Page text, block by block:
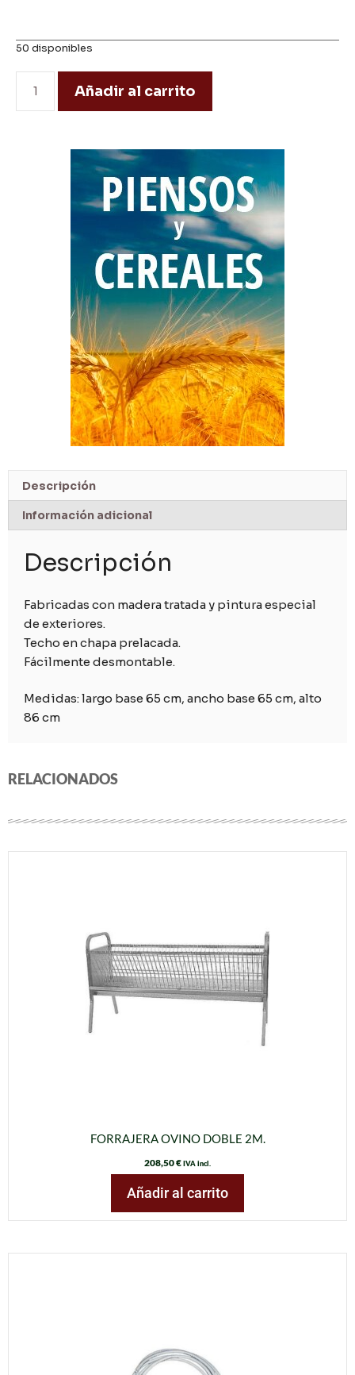
50 disponibles
Añadir al carrito
Descripción
Información adicional
Descripción
Fabricadas con madera tratada y pintura especial
de exteriores.
Techo en chapa prelacada.
Fácilmente desmontable.
Medidas: largo base 65 cm, ancho base 65 cm, alto
86 cm
RELACIONADOS
FORRAJERA OVINO DOBLE 2M.
208,50€IVA incl.
Añadir al carrito